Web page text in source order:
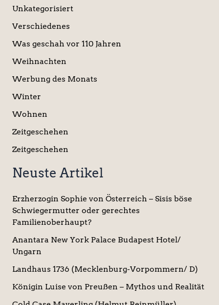
Unkategorisiert
Verschiedenes
Was geschah vor 110 Jahren
Weihnachten
Werbung des Monats
Winter
Wohnen
Zeitgeschehen
Zeitgeschehen
Neuste Artikel
Erzherzogin Sophie von Österreich – Sisis böse
Schwiegermutter oder gerechtes
Familienoberhaupt?
Anantara New York Palace Budapest Hotel/
Ungarn
Landhaus 1736 (Mecklenburg-Vorpommern/ D)
Königin Luise von Preußen – Mythos und Realität